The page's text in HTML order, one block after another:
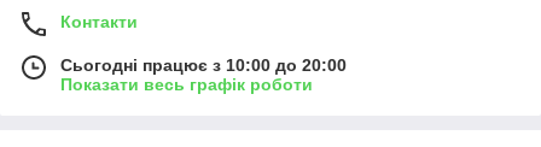
Контакти
Сьогодні працює з 10:00 до 20:00
Показати весь графік роботи